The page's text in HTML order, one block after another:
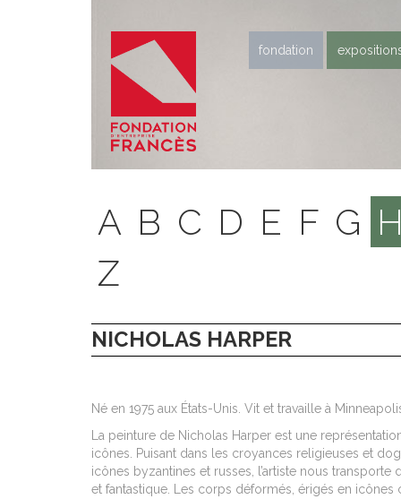
fondation
A B C D E F G
Z
NICHOLAS HARPER
Né en 1975 aux États-Unis. Vit et travaille à
La peinture de Nicholas Harper est une
icônes. Puisant dans les croyances religieuses et
icônes byzantines et russes, l’artiste nous transporte
et fantastique. Les corps déformés, érigés en icônes